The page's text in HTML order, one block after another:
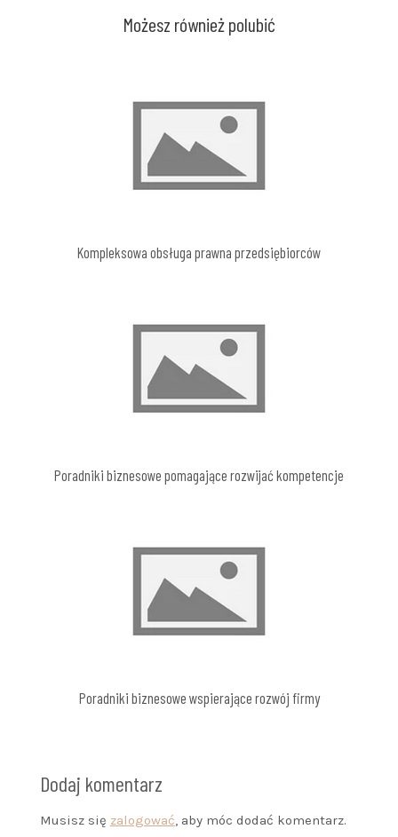
Możesz również polubić
Kompleksowa obsługa prawna przedsiębiorców
Poradniki biznesowe pomagające rozwijać kompetencje
Poradniki biznesowe wspierające rozwój firmy
Dodaj komentarz
Musisz się zalogować, aby móc dodać komentarz.